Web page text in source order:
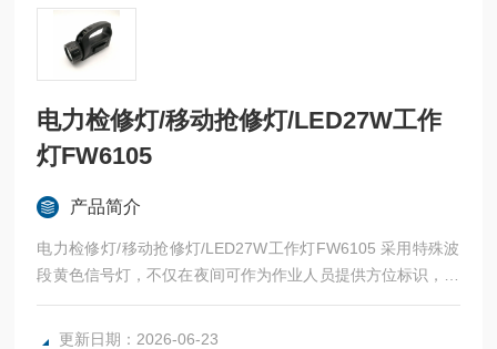
电力检修灯/移动抢修灯/LED27W工作
灯FW6105
产品简介
电力检修灯/移动抢修灯/LED27W工作灯FW6105 采用特殊波
段黄色信号灯，不仅在夜间可作为作业人员提供方位标识，也
可有效驱防蚊虫，避免蚊虫叮咬对作业人员造成不适
更新日期：2026-06-23